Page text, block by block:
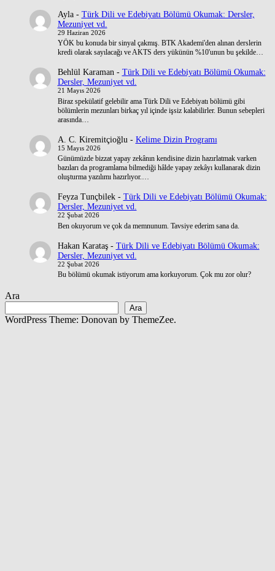
Ayla- Türk Dili ve Edebiyatı Bölümü Okumak: Dersler,
Mezuniyet vd.
29 Haziran 2026
YÖK bu konuda bir sinyal çakmış. BTK Akademi'den alınan derslerin
kredi olarak sayılacağı ve AKTS ders yükünün %10'unun bu şekilde…
Behlül Karaman- Türk Dili ve Edebiyatı Bölümü Okumak:
Dersler, Mezuniyet vd.
21 Mayıs 2026
Biraz spekülatif gelebilir ama Türk Dili ve Edebiyatı bölümü gibi
bölümlerin mezunları birkaç yıl içinde işsiz kalabilirler. Bunun sebepleri
arasında…
A. C. Kiremitçioğlu - Kelime Dizin Programı
15 Mayıs 2026
Günümüzde bizzat yapay zekânın kendisine dizin hazırlatmak varken
bazıları da programlama bilmediği hâlde yapay zekâyı kullanarak dizin
oluşturma yazılımı hazırlıyor.…
Feyza Tunçbilek- Türk Dili ve Edebiyatı Bölümü Okumak:
Dersler, Mezuniyet vd.
22 Şubat 2026
Ben okuyorum ve çok da memnunum. Tavsiye ederim sana da.
Hakan Karataş- Türk Dili ve Edebiyatı Bölümü Okumak:
Dersler, Mezuniyet vd.
22 Şubat 2026
Bu bölümü okumak istiyorum ama korkuyorum. Çok mu zor olur?
Ara
Ara
WordPress Theme: Donovan by ThemeZee.